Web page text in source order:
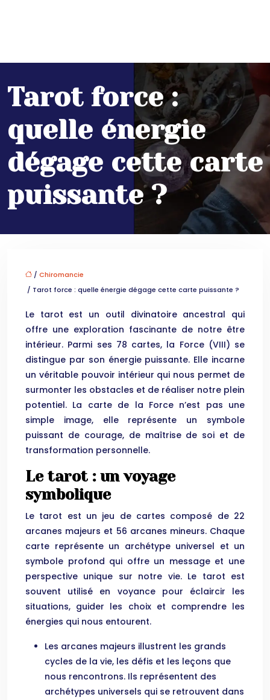
Tarot force :
quelle énergie
dégage cette carte
puissante ?
/ Chiromancie
/ Tarot force : quelle énergie dégage cette carte puissante ?
Le tarot est un outil divinatoire ancestral qui
offre une exploration fascinante de notre être
intérieur. Parmi ses 78 cartes, la Force (VIII) se
distingue par son énergie puissante. Elle incarne
un véritable pouvoir intérieur qui nous permet de
surmonter les obstacles et de réaliser notre plein
potentiel. La carte de la Force n’est pas une
simple image, elle représente un symbole
puissant de courage, de maîtrise de soi et de
transformation personnelle.
Le tarot : un voyage
symbolique
Le tarot est un jeu de cartes composé de 22
arcanes majeurs et 56 arcanes mineurs. Chaque
carte représente un archétype universel et un
symbole profond qui offre un message et une
perspective unique sur notre vie. Le tarot est
souvent utilisé en voyance pour éclaircir les
situations, guider les choix et comprendre les
énergies qui nous entourent.
Les arcanes majeurs illustrent les grands
cycles de la vie, les défis et les leçons que
nous rencontrons. Ils représentent des
archétypes universels qui se retrouvent dans